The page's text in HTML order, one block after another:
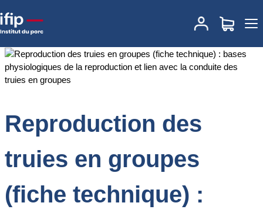
Accueil
Reproduction des truies en groupes
(fiche technique) : bases physiologiques de la reproduction et lien
Reproduction des
truies en groupes
(fiche technique) :